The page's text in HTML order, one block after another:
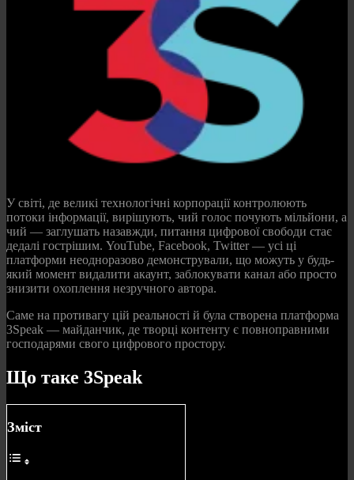
У світі, де великі технологічні корпорації контролюють
потоки інформації, вирішують, чий голос почують мільйони, а
чий — заглушать назавжди, питання цифрової свободи стає
дедалі гострішим. YouTube, Facebook, Twitter — усі ці
платформи неодноразово демонстрували, що можуть у будь-
який момент видалити акаунт, заблокувати канал або просто
знизити охоплення незручного автора.
Саме на противагу цій реальності й була створена платформа
3Speak — майданчик, де творці контенту є повноправними
господарями свого цифрового простору.
Що таке 3Speak
Зміст